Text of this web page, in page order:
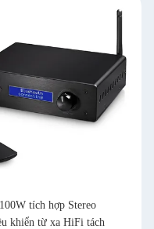
tích hợp Stereo
khiển từ xa HiFi tách